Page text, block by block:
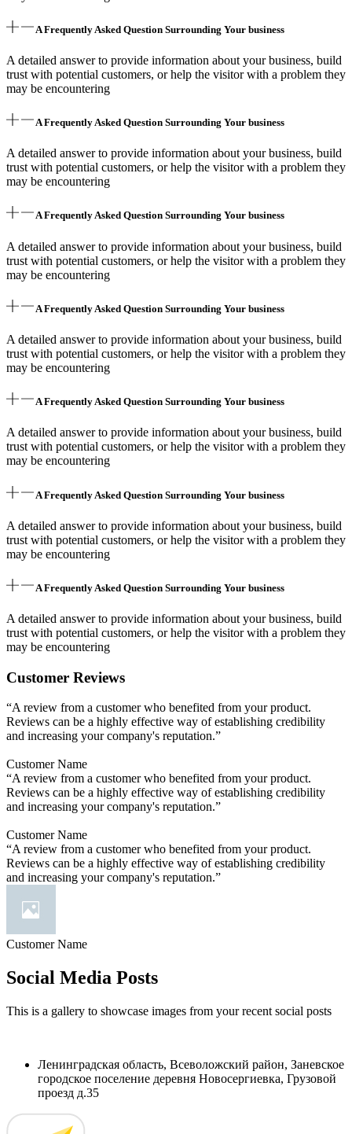
A Frequently Asked Question Surrounding Your business
A detailed answer to provide information about your business, build
trust with potential customers, or help the visitor with a problem they
may be encountering
A Frequently Asked Question Surrounding Your business
A detailed answer to provide information about your business, build
trust with potential customers, or help the visitor with a problem they
may be encountering
A Frequently Asked Question Surrounding Your business
A detailed answer to provide information about your business, build
trust with potential customers, or help the visitor with a problem they
may be encountering
A Frequently Asked Question Surrounding Your business
A detailed answer to provide information about your business, build
trust with potential customers, or help the visitor with a problem they
may be encountering
A Frequently Asked Question Surrounding Your business
A detailed answer to provide information about your business, build
trust with potential customers, or help the visitor with a problem they
may be encountering
A Frequently Asked Question Surrounding Your business
A detailed answer to provide information about your business, build
trust with potential customers, or help the visitor with a problem they
may be encountering
A Frequently Asked Question Surrounding Your business
A detailed answer to provide information about your business, build
trust with potential customers, or help the visitor with a problem they
may be encountering
Customer Reviews
“A review from a customer who benefited from your product.
Reviews can be a highly effective way of establishing credibility
and increasing your company's reputation.”
Customer Name
“A review from a customer who benefited from your product.
Reviews can be a highly effective way of establishing credibility
and increasing your company's reputation.”
Customer Name
“A review from a customer who benefited from your product.
Reviews can be a highly effective way of establishing credibility
and increasing your company's reputation.”
Customer Name
Social Media Posts
This is a gallery to showcase images from your recent social posts
Ленинградская область, Всеволожский район, Заневское
городское поселение деревня Новосергиевка, Грузовой
проезд д.35